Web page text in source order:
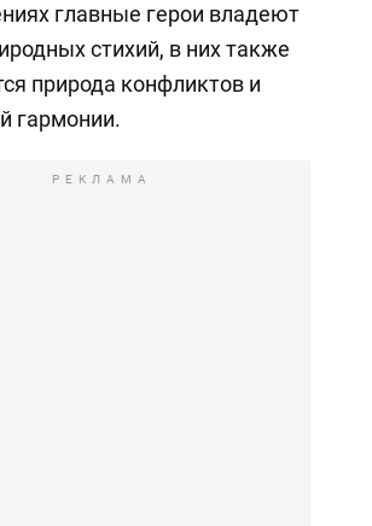
главные герои владеют
стихий, в них также
природа конфликтов и
гармонии.
РЕКЛАМА